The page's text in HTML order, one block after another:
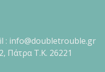
: info@doubletrouble.gr
Πάτρα Τ.Κ. 26221